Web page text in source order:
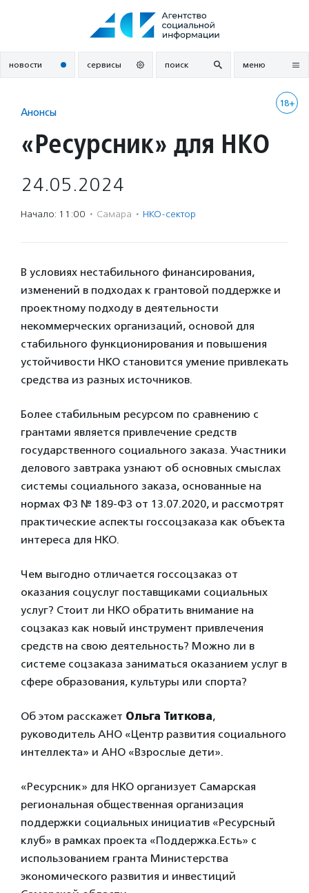
новости сервисы поиск меню
18+
Анонсы
«Ресурсник» для НКО
24.05.2024
Начало: 11:00 · Самара · НКО-сектор
В условиях нестабильного финансирования,
изменений в подходах к грантовой поддержке и
проектному подходу в деятельности
некоммерческих организаций, основой для
стабильного функционирования и повышения
устойчивости НКО становится умение привлекать
средства из разных источников.
Более стабильным ресурсом по сравнению с
грантами является привлечение средств
государственного социального заказа. Участники
делового завтрака узнают об основных смыслах
системы социального заказа, основанные на
нормах ФЗ № 189-ФЗ от 13.07.2020, и рассмотрят
практические аспекты госсоцзаказа как объекта
интереса для НКО.
Чем выгодно отличается госсоцзаказ от
оказания соцуслуг поставщиками социальных
услуг? Стоит ли НКО обратить внимание на
соцзаказ как новый инструмент привлечения
средств на свою деятельность? Можно ли в
системе соцзаказа заниматься оказанием услуг в
сфере образования, культуры или спорта?
Об этом расскажет Ольга Титкова,
руководитель АНО «Центр развития социального
интеллекта» и АНО «Взрослые дети».
«Ресурсник» для НКО организует Самарская
региональная общественная организация
поддержки социальных инициатив «Ресурсный
клуб» в рамках проекта «Поддержка.Есть» с
использованием гранта Министерства
экономического развития и инвестиций